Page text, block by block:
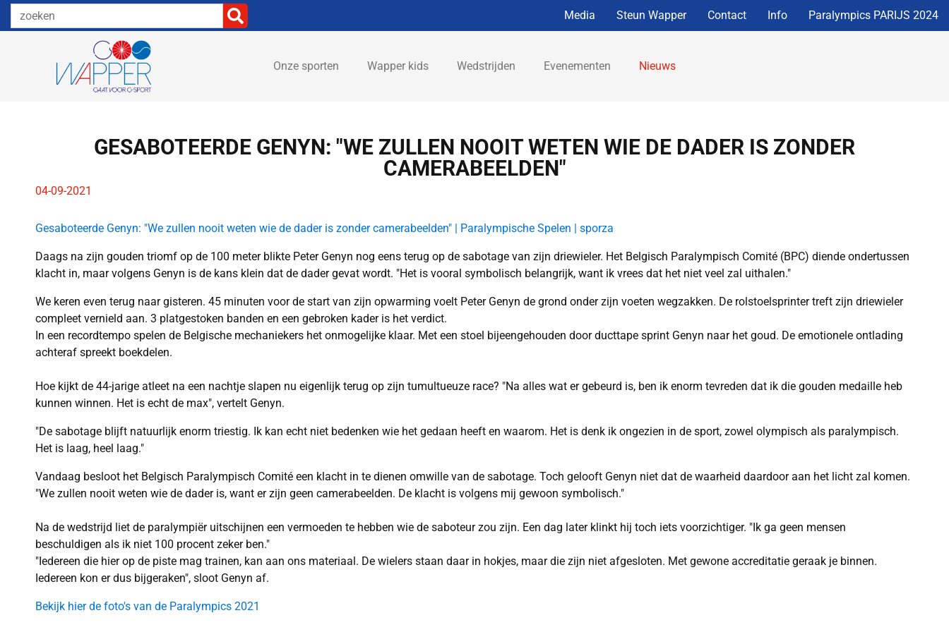
Media Steun Wapper Contact Info Paralympics PARIJS 2024
Onze sporten Wapper kids Wedstrijden Evenementen Nieuws
GESABOTEERDE GENYN: "WE ZULLEN NOOIT WETEN WIE DE DADER IS ZONDER
CAMERABEELDEN"
04-09-2021
Gesaboteerde Genyn: "We zullen nooit weten wie de dader is zonder camerabeelden" | Paralympische Spelen | sporza
Daags na zijn gouden triomf op de 100 meter blikte Peter Genyn nog eens terug op de sabotage van zijn driewieler. Het Belgisch Paralympisch Comité (BPC) diende ondertussen
klacht in, maar volgens Genyn is de kans klein dat de dader gevat wordt. "Het is vooral symbolisch belangrijk, want ik vrees dat het niet veel zal uithalen."
We keren even terug naar gisteren. 45 minuten voor de start van zijn opwarming voelt Peter Genyn de grond onder zijn voeten wegzakken. De rolstoelsprinter treft zijn driewieler
compleet vernield aan. 3 platgestoken banden en een gebroken kader is het verdict.
In een recordtempo spelen de Belgische mechaniekers het onmogelijke klaar. Met een stoel bijeengehouden door ducttape sprint Genyn naar het goud. De emotionele ontlading
achteraf spreekt boekdelen.
Hoe kijkt de 44-jarige atleet na een nachtje slapen nu eigenlijk terug op zijn tumultueuze race? "Na alles wat er gebeurd is, ben ik enorm tevreden dat ik die gouden medaille heb
kunnen winnen. Het is echt de max", vertelt Genyn.
"De sabotage blijft natuurlijk enorm triestig. Ik kan echt niet bedenken wie het gedaan heeft en waarom. Het is denk ik ongezien in de sport, zowel olympisch als paralympisch.
Het is laag, heel laag."
Vandaag besloot het Belgisch Paralympisch Comité een klacht in te dienen omwille van de sabotage. Toch gelooft Genyn niet dat de waarheid daardoor aan het licht zal komen.
"We zullen nooit weten wie de dader is, want er zijn geen camerabeelden. De klacht is volgens mij gewoon symbolisch."
Na de wedstrijd liet de paralympiër uitschijnen een vermoeden te hebben wie de saboteur zou zijn. Een dag later klinkt hij toch iets voorzichtiger. "Ik ga geen mensen
beschuldigen als ik niet 100 procent zeker ben."
"Iedereen die hier op de piste mag trainen, kan aan ons materiaal. De wielers staan daar in hokjes, maar die zijn niet afgesloten. Met gewone accreditatie geraak je binnen.
Iedereen kon er dus bijgeraken", sloot Genyn af.
Bekijk hier de foto's van de Paralympics 2021